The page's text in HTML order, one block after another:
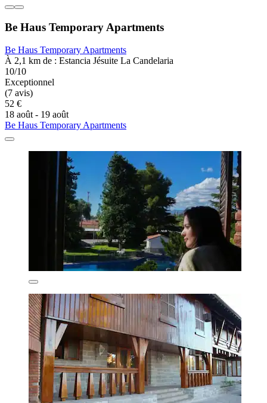
Be Haus Temporary Apartments
Be Haus Temporary Apartments
À 2,1 km de : Estancia Jésuite La Candelaria
10/10
Exceptionnel
(7 avis)
52 €
18 août - 19 août
Be Haus Temporary Apartments